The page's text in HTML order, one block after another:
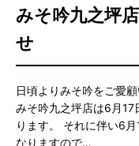
みそ吟九之坪
せ
日頃よりみそ吟をご愛
みそ吟九之坪店は6月17
ります。 それに伴い6
なりますので…